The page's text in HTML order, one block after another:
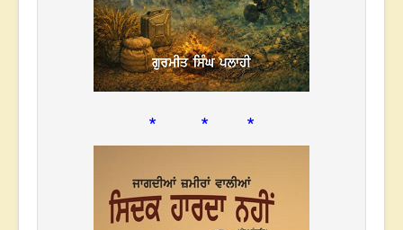
* * *